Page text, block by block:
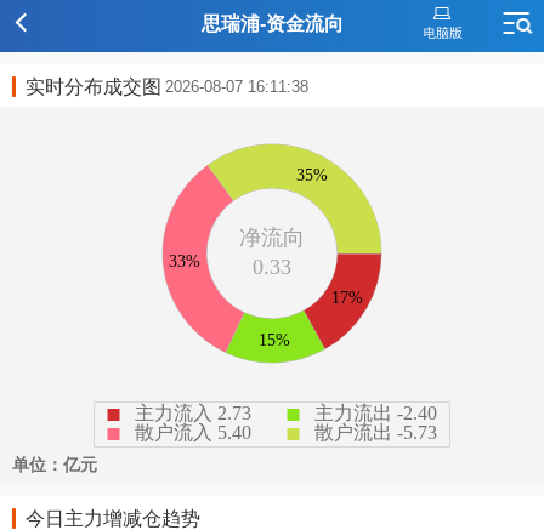
思瑞浦-资金流向
实时分布成交图 2026-08-07 16:11:38
今日主力增减仓趋势